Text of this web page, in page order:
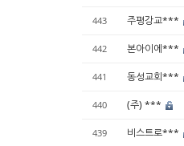
443 주평강교***
442 본아이에***
441 동성교회***
440 (주) ***
439 비스트로***